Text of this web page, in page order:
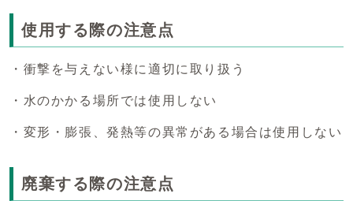
使用する際の注意点
・衝撃を与えない様に適切に取り扱う
・水のかかる場所では使用しない
・変形・膨張、発熱等の異常がある場合は使用しない
廃棄する際の注意点